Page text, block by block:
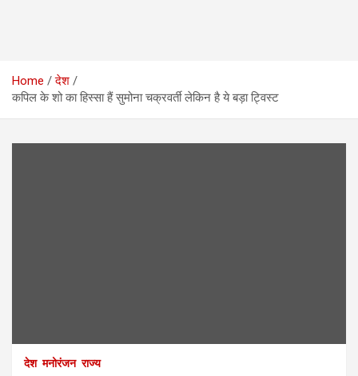
Home
देश
कपिल के शो का हिस्सा हैं सुमोना चक्रवर्ती लेकिन है ये बड़ा ट्विस्ट
देश मनोरंजन राज्य